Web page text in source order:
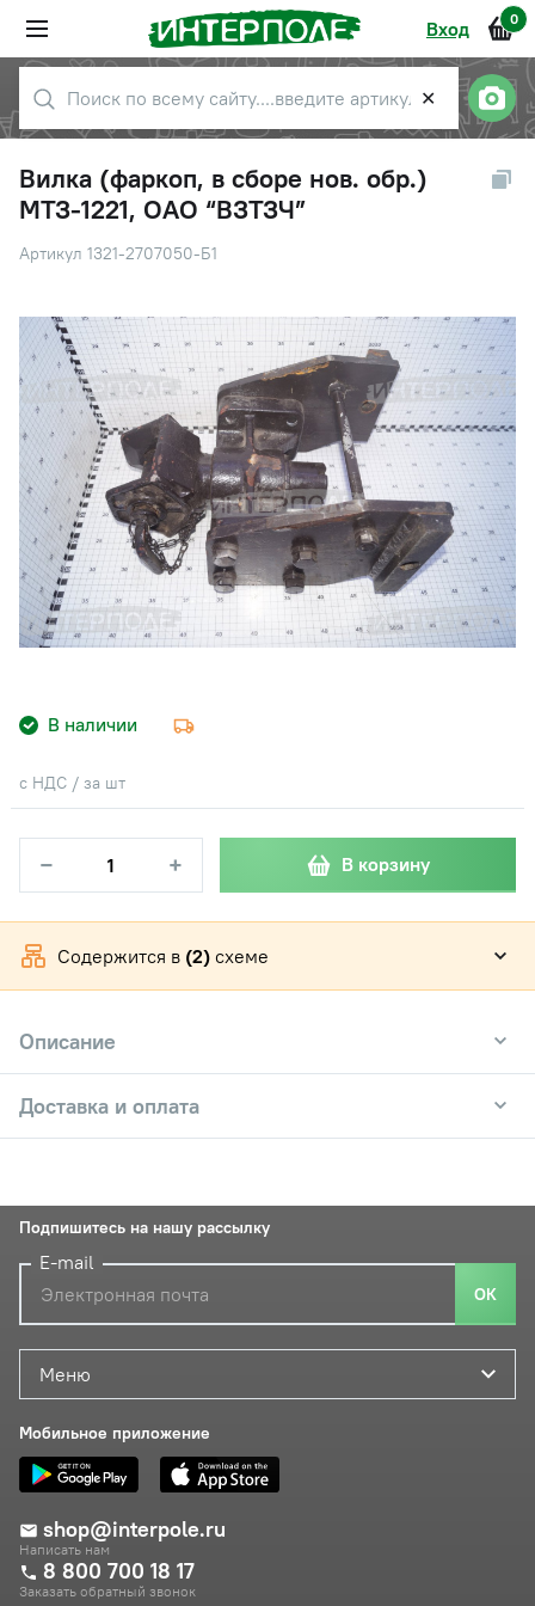
Вход 0
✕
Вилка (фаркоп, в сборе нов. обр.)
МТЗ-1221, ОАО “ВЗТЗЧ”
Артикул 1321-2707050-Б1
В наличии
с НДС / за шт
− + В корзину
Содержится в (2) схеме
Описание
Доставка и оплата
Меню
Мобильное приложение
shop@interpole.ru
Написать нам
8 800 700 18 17
Заказать обратный звонок
Подпишитесь на нашу рассылку
E-mail
ОК